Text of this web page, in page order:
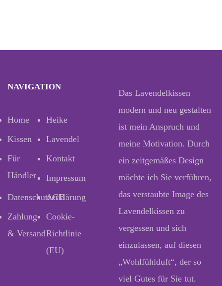
NAVIGATION
Home
Heike
Kissen
Lavendel
Für
Händler
Kontakt
Impressum
Datenschutzerklärung
AGB
Zahlung
& Versand
Cookie-
Richtlinie
(EU)
Das Lavendelkissen
modern und neu gestalten
ist mein Anspruch und
meine Motivation. Durch
ein zeitgemäßes Design
möchte ich Sie verführen,
das verstaubte Image des
Lavendelkissen zu
vergessen und sich
einzulassen, auf diesen
„Wohlfühlduft“, der so
viel Gutes für Sie tut.